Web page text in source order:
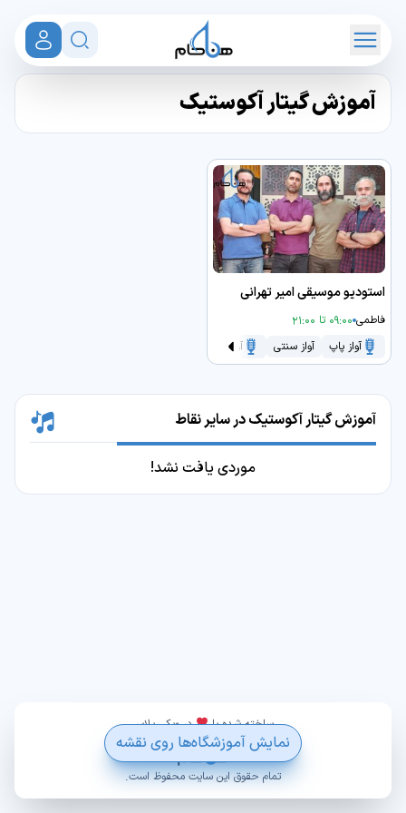
آموزش گیتار آکوستیک
آموزش گیتار آکوستیک در سایر نقاط
موردی یافت نشد!
استودیو موسیقی امیر تهرانی
فاطمی 09:00 تا 21:00
آواز پاپ
آواز سنتی آواز و صداسازی
نمایش آموزشگاه‌ها روی نقشه
ساخته شده با در ویکی پلاس
تمام حقوق این سایت محفوظ است.